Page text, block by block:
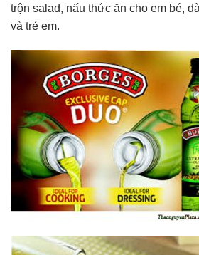
trộn salad, nấu thức ăn cho em bé,
và trẻ em.